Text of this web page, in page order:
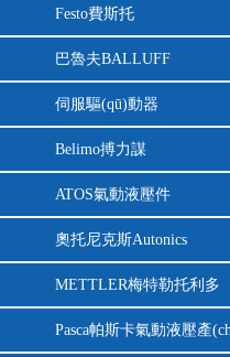
Festo費斯托
巴魯夫BALLUFF
伺服驅(qū)動器
Belimo搏力謀
ATOS氣動液壓件
奧托尼克斯Autonics
METTLER梅特勒托利多
Pasca帕斯卡氣動液壓產